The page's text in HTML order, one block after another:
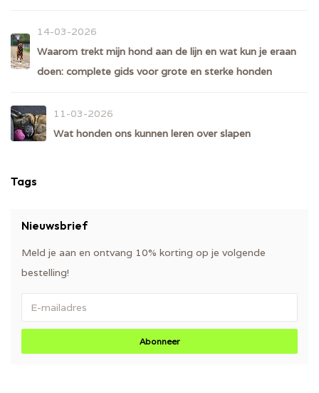
14-03-2026
Waarom trekt mijn hond aan de lijn en wat kun je eraan
doen: complete gids voor grote en sterke honden
11-03-2026
Wat honden ons kunnen leren over slapen
Tags
Nieuwsbrief
Meld je aan en ontvang 10% korting op je volgende
bestelling!
Abonneer